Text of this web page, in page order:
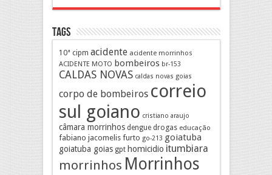
Tags
10ª cipm acidente acidente morrinhos
ACIDENTE MOTO bombeiros br-153
CALDAS NOVAS caldas novas goias
corpo de bombeiros correio
sul goiano cristiano araujo
câmara morrinhos dengue drogas educação
fabiano jacomelis furto go-213 goiatuba
goiatuba goias gpt homicidio itumbiara
morrinhos Morrinhos